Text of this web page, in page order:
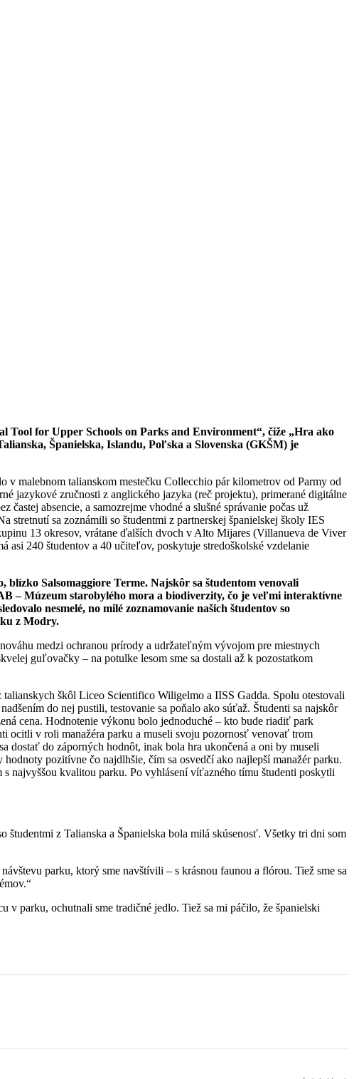
for Upper Schools on Parks and Environment“, čiže „Hra ako
Španielska, Islandu, Poľska a Slovenska (GKŠM) je
v malebnom talianskom mestečku Collecchio pár kilometrov od Parmy od
jazykové zručnosti z anglického jazyka (reč projektu), primerané digitálne
absencie, a samozrejme vhodné a slušné správanie počas už
stretnutí sa zoznámili so študentmi z partnerskej španielskej školy IES
13 okresov, vrátane ďalších dvoch v Alto Mijares (Villanueva de Viver
asi 240 študentov a 40 učiteľov, poskytuje stredoškolské vzdelanie
Salsomaggiore Terme. Najskôr sa študentom venovali
– Múzeum starobylého mora a biodiverzity, čo je veľmi interaktívne
nesmelé, no milé zoznamovanie našich študentov so
z Modry.
medzi ochranou prírody a udržateľným vývojom pre miestnych
guľovačky – na potulke lesom sme sa dostali až k pozostatkom
škôl Liceo Scientifico Wiligelmo a IISS Gadda. Spolu otestovali
do nej pustili, testovanie sa poňalo ako súťaž. Študenti sa najskôr
cena. Hodnotenie výkonu bolo jednoduché – kto bude riadiť park
ocitli v roli manažéra parku a museli svoju pozornosť venovať trom
dostať do záporných hodnôt, inak bola hra ukončená a oni by museli
pozitívne čo najdlhšie, čím sa osvedčí ako najlepší manažér parku.
najvyššou kvalitou parku. Po vyhlásení víťazného tímu študenti poskytli
študentmi z Talianska a Španielska bola milá skúsenosť. Všetky tri dni som
parku, ktorý sme navštívili – s krásnou faunou a flórou. Tiež sme sa
v parku, ochutnali sme tradičné jedlo. Tiež sa mi páčilo, že španielski